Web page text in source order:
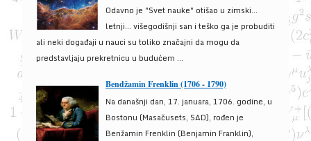
Odavno je "Svet nauke" otišao u zimski...
letnji... višegodišnji san i teško ga je probuditi
ali neki događaji u nauci su toliko značajni da mogu da
predstavljaju prekretnicu u budućem ...
Bendžamin Frenklin (1706 - 1790)
Na današnji dan, 17. januara, 1706. godine, u
Bostonu (Masačusets, SAD), rođen je
Benžamin Frenklin (Benjamin Franklin),